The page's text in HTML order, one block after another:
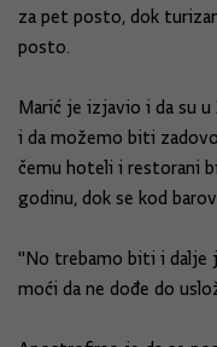
za pet posto, dok
posto.
Marić je izjavio i da su
i da možemo biti
čemu hoteli i restorani
godinu, dok se kod
"No trebamo biti i dalje
moći da ne dođe do